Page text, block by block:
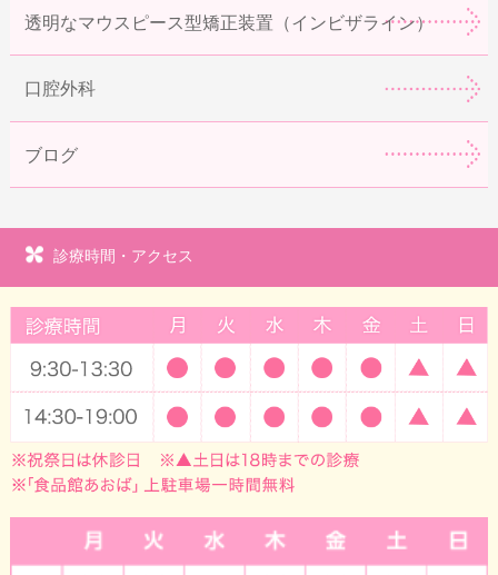
透明なマウスピース型矯正装置（インビザライン）
口腔外科
ブログ
診療時間・アクセス